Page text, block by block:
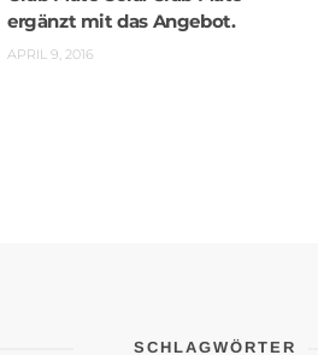
ergänzt mit das Angebot.
APRIL 9, 2016
SCHLAGWÖRTER